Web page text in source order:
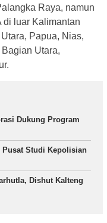
Raya, namun
di luar Kalimantan
Papua, Nias,
Utara,
Dukung Program
Pusat Studi Kepolisian
Dishut Kalteng